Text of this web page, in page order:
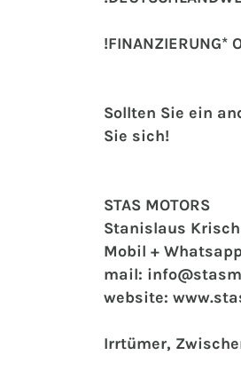
!FINANZIERUNG*
Sollten Sie ein
Sie sich!
STAS MOTORS
Stanislaus
Mobil +
mail:
website:
Irrtümer,